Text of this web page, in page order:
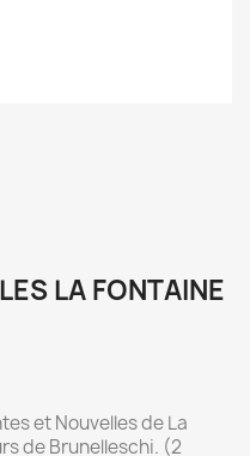
LA FONTAINE
et Nouvelles de La
de Brunelleschi. (2